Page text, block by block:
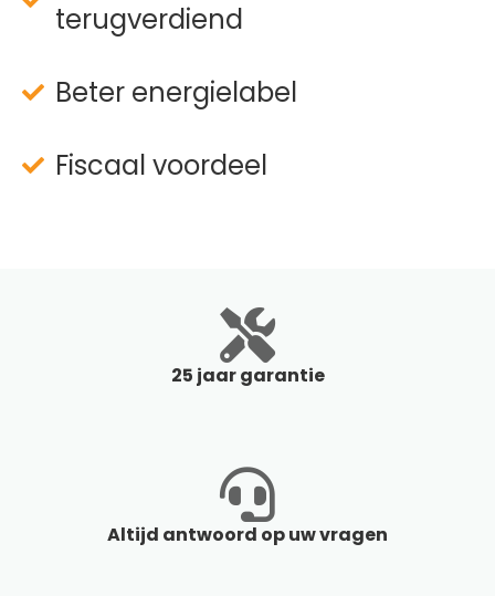
terugverdiend
Beter energielabel
Fiscaal voordeel
25 jaar garantie
Altijd antwoord op uw vragen